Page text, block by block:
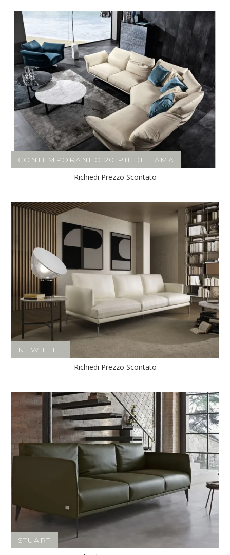
CONTEMPORANEO 20 PIEDE LAMA
Richiedi Prezzo Scontato
NEW HILL
Richiedi Prezzo Scontato
STUART